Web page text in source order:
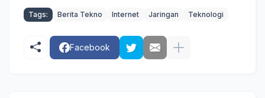
Tags: Berita Tekno Internet Jaringan Teknologi
Facebook